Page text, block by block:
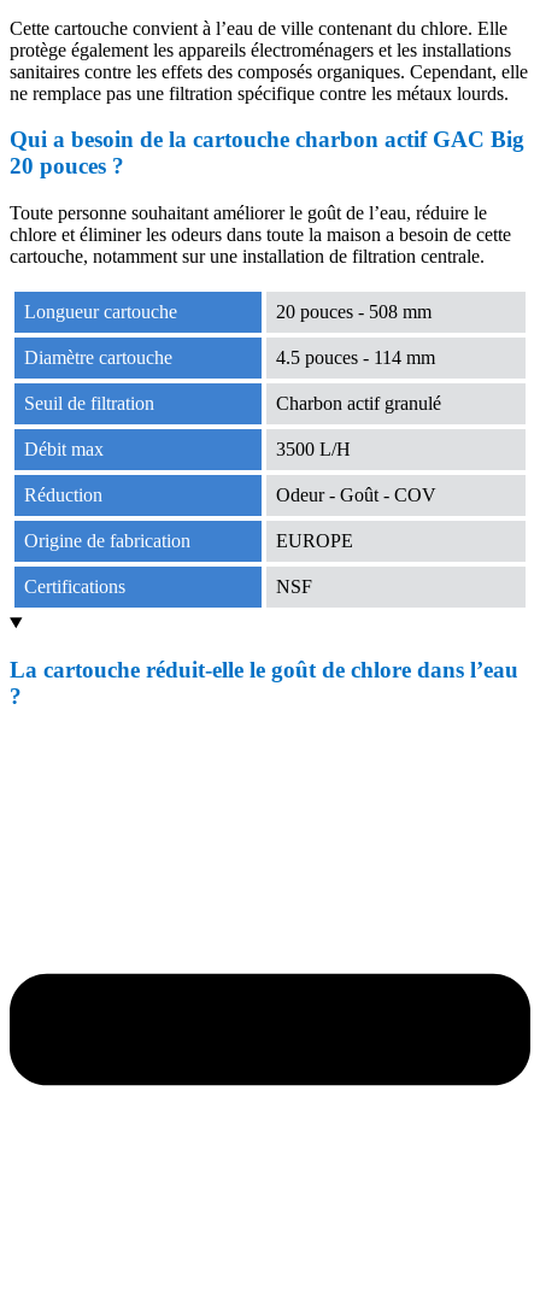
Cette cartouche convient à l’eau de ville contenant du chlore. Elle
protège également les appareils électroménagers et les installations
sanitaires contre les effets des composés organiques. Cependant, elle
ne remplace pas une filtration spécifique contre les métaux lourds.
Qui a besoin de la cartouche charbon actif GAC Big
20 pouces ?
Toute personne souhaitant améliorer le goût de l’eau, réduire le
chlore et éliminer les odeurs dans toute la maison a besoin de cette
cartouche, notamment sur une installation de filtration centrale.
Longueur cartouche 20 pouces - 508 mm
Diamètre cartouche 4.5 pouces - 114 mm
Seuil de filtration Charbon actif granulé
Débit max 3500 L/H
Réduction Odeur - Goût - COV
Origine de fabrication EUROPE
Certifications NSF
La cartouche réduit-elle le goût de chlore dans l’eau
?